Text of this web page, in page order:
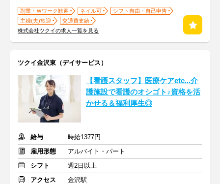
副業・Ｗワーク歓迎 ネイル可
シフト自由・自己申告
主婦(夫)歓迎
交通費支給
株式会社ツクイの求人一覧を見る
ツクイ金沢東（デイサービス）
【看護スタッフ】医療ケアetc...介
護施設で看護のオシゴト♪資格を活
かせる＆福利厚生◎
給与
時給1377円
雇用形態
アルバイト・パート
シフト
週2日以上
アクセス
金沢駅